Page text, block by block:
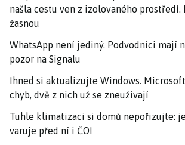
našla cestu ven z izolovaného
žasnou
WhatsApp není jediný. Podvodníci mají
pozor na Signalu
Ihned si aktualizujte Windows.
chyb, dvě z nich už se zneužívají
Tuhle klimatizaci si domů nepořizujte:
varuje před ní i ČOI